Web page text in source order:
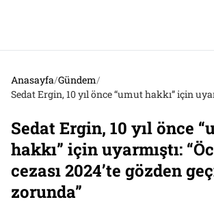
Anasayfa/Gündem/
Sedat Ergin, 10 yıl önce
hakkı” için uyarmıştı:
cezası 2024’te gözden
zorunda”